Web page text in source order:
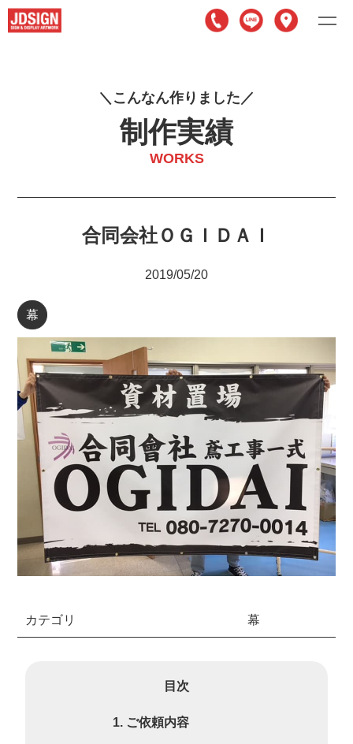
こんなん作り ま した
制作実績
WORKS
合同会社ＯＧＩＤＡＩ
2019/05/20
幕
カテゴリ 幕
目次
ご依頼内容